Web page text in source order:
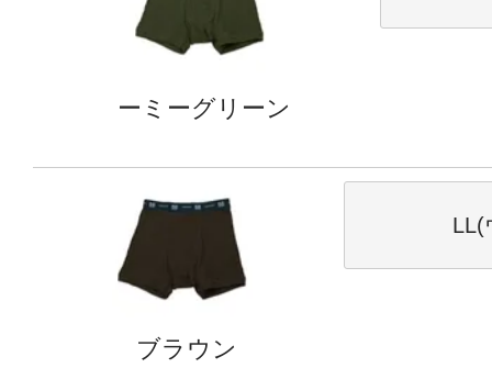
ーミーグリーン
ブラウン
LL(